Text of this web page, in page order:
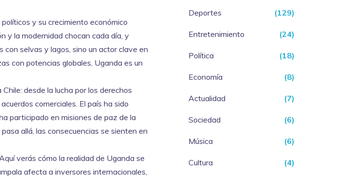
y su crecimiento económico
y la modernidad chocan cada día, y
con selvas y lagos, sino un actor clave en
con potencias globales, Uganda es un
desde la lucha por los derechos
comerciales. El país ha sido
participado en misiones de paz de la
allá, las consecuencias se sienten en
verás cómo la realidad de Uganda se
afecta a inversores internacionales,
Deportes (129)
Entretenimiento (24)
Política (18)
Economía (8)
Actualidad (7)
Sociedad (6)
Música (6)
Cultura (4)